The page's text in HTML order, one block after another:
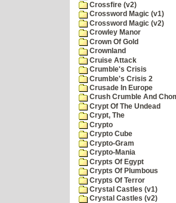
Crossfire (v2)
Crossword Magic (v1)
Crossword Magic (v2)
Crowley Manor
Crown Of Gold
Crownland
Cruise Attack
Crumble's Crisis
Crumble's Crisis 2
Crusade In Europe
Crush Crumble And
Crypt Of The Undead
Crypt, The
Crypto
Crypto Cube
Crypto-Gram
Crypto-Mania
Crypts Of Egypt
Crypts Of Plumbous
Crypts Of Terror
Crystal Castles (v1)
Crystal Castles (v2)